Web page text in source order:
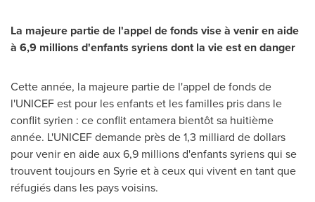
La majeure partie de l'appel de fonds vise à venir en aide
à 6,9 millions d'enfants syriens dont la vie est en danger
Cette année, la majeure partie de l'appel de fonds de
l'UNICEF est pour les enfants et les familles pris dans le
conflit syrien : ce conflit entamera bientôt sa huitième
année. L'UNICEF demande près de 1,3 milliard de dollars
pour venir en aide aux 6,9 millions d'enfants syriens qui se
trouvent toujours en Syrie et à ceux qui vivent en tant que
réfugiés dans les pays voisins.